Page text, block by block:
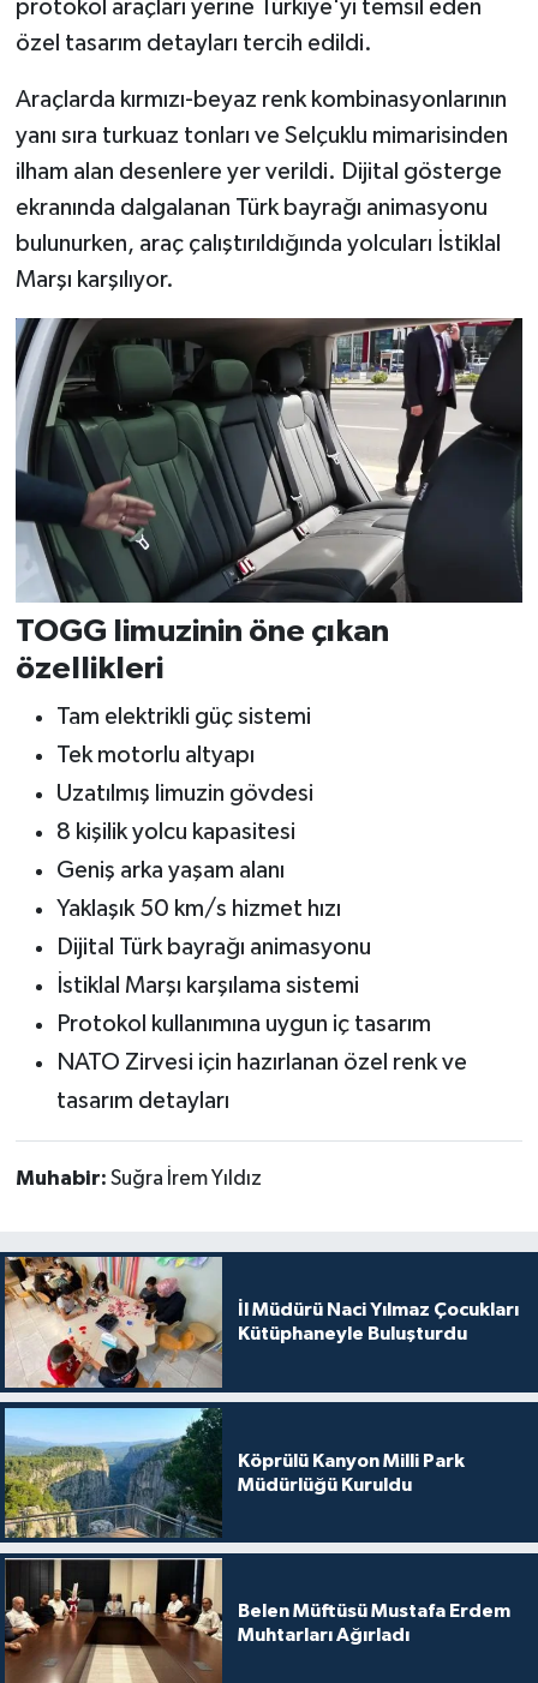
protokol araçları yerine Türkiye'yi temsil eden
özel tasarım detayları tercih edildi.
Araçlarda kırmızı-beyaz renk kombinasyonlarının
yanı sıra turkuaz tonları ve Selçuklu mimarisinden
ilham alan desenlere yer verildi. Dijital gösterge
ekranında dalgalanan Türk bayrağı animasyonu
bulunurken, araç çalıştırıldığında yolcuları İstiklal
Marşı karşılıyor.
TOGG limuzinin öne çıkan
özellikleri
Tam elektrikli güç sistemi
Tek motorlu altyapı
Uzatılmış limuzin gövdesi
8 kişilik yolcu kapasitesi
Geniş arka yaşam alanı
Yaklaşık 50 km/s hizmet hızı
Dijital Türk bayrağı animasyonu
İstiklal Marşı karşılama sistemi
Protokol kullanımına uygun iç tasarım
NATO Zirvesi için hazırlanan özel renk ve
tasarım detayları
Muhabir: Suğra İrem Yıldız
İl Müdürü Naci Yılmaz Çocukları
Kütüphaneyle Buluşturdu
Köprülü Kanyon Milli Park
Müdürlüğü Kuruldu
Belen Müftüsü Mustafa Erdem
Muhtarları Ağırladı